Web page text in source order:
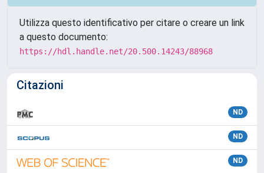
Utilizza questo identificativo per citare o creare un link
a questo documento:
https://hdl.handle.net/20.500.14243/88968
Citazioni
ND
ND
ND